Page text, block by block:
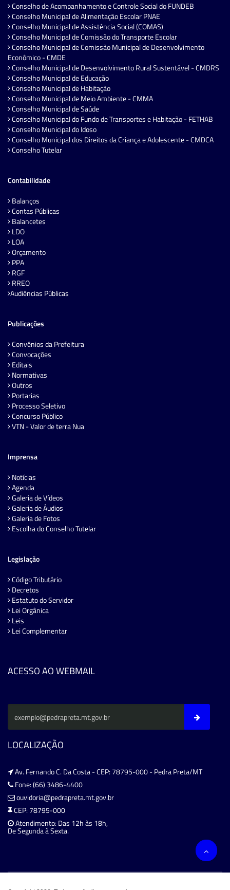
Conselho de Acompanhamento e Controle Social do FUNDEB
Conselho Municipal de Alimentação Escolar PNAE
Conselho Municipal de Assistência Social (COMAS)
Conselho Municipal de Comissão do Transporte Escolar
Conselho Municipal de Comissão Municipal de Desenvolvimento
Econômico - CMDE
Conselho Municipal de Desenvolvimento Rural Sustentável - CMDRS
Conselho Municipal de Educação
Conselho Municipal de Habitação
Conselho Municipal de Meio Ambiente - CMMA
Conselho Municipal de Saúde
Conselho Municipal do Fundo de Transportes e Habitação - FETHAB
Conselho Municipal do Idoso
Conselho Municipal dos Direitos da Criança e Adolescente - CMDCA
Conselho Tutelar
Contabilidade
Balanços
Contas Públicas
Balancetes
LDO
LOA
Orçamento
PPA
RGF
RREO
Audiências Públicas
Publicações
Convênios da Prefeitura
Convocações
Editais
Normativas
Outros
Portarias
Processo Seletivo
Concurso Público
VTN - Valor de terra Nua
Imprensa
Notícias
Agenda
Galeria de Vídeos
Galeria de Áudios
Galeria de Fotos
Escolha do Conselho Tutelar
Legislação
Código Tributário
Decretos
Estatuto do Servidor
Lei Orgânica
Leis
Lei Complementar
ACESSO AO WEBMAIL
LOCALIZAÇÃO
Av. Fernando C. Da Costa - CEP: 78795-000 - Pedra Preta/MT
Fone: (66) 3486-4400
ouvidoria@pedrapreta.mt.gov.br
CEP: 78795-000
Atendimento: Das 12h às 18h,
De Segunda à Sexta.